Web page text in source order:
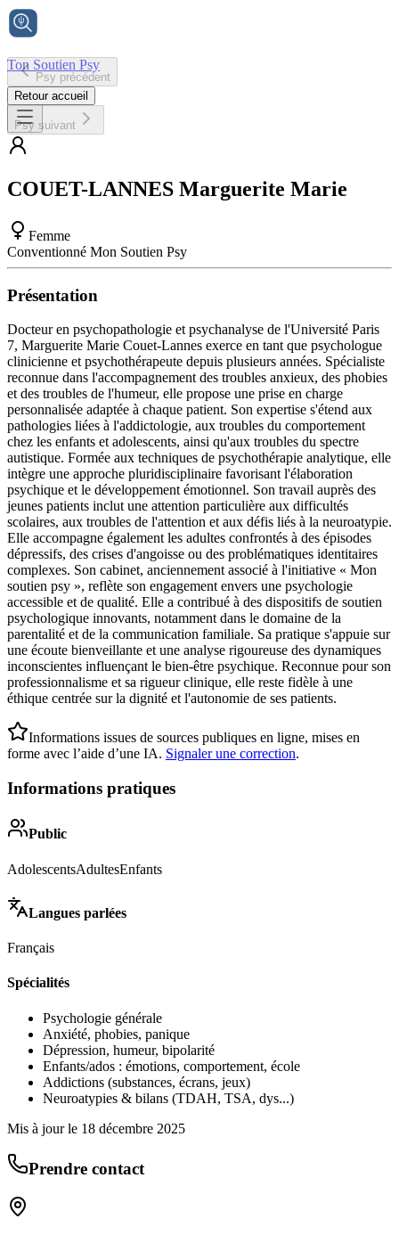
Ton Soutien Psy
Accueil
Psy précédent
Retour accueil
Psy suivant
COUET-LANNES Marguerite Marie
Femme
Conventionné Mon Soutien Psy
Présentation
Docteur en psychopathologie et psychanalyse de l'Université Paris
7, Marguerite Marie Couet-Lannes exerce en tant que psychologue
clinicienne et psychothérapeute depuis plusieurs années. Spécialiste
reconnue dans l'accompagnement des troubles anxieux, des phobies
et des troubles de l'humeur, elle propose une prise en charge
personnalisée adaptée à chaque patient. Son expertise s'étend aux
pathologies liées à l'addictologie, aux troubles du comportement
chez les enfants et adolescents, ainsi qu'aux troubles du spectre
autistique. Formée aux techniques de psychothérapie analytique, elle
intègre une approche pluridisciplinaire favorisant l'élaboration
psychique et le développement émotionnel. Son travail auprès des
jeunes patients inclut une attention particulière aux difficultés
scolaires, aux troubles de l'attention et aux défis liés à la neuroatypie.
Elle accompagne également les adultes confrontés à des épisodes
dépressifs, des crises d'angoisse ou des problématiques identitaires
complexes. Son cabinet, anciennement associé à l'initiative « Mon
soutien psy », reflète son engagement envers une psychologie
accessible et de qualité. Elle a contribué à des dispositifs de soutien
psychologique innovants, notamment dans le domaine de la
parentalité et de la communication familiale. Sa pratique s'appuie sur
une écoute bienveillante et une analyse rigoureuse des dynamiques
inconscientes influençant le bien-être psychique. Reconnue pour son
professionnalisme et sa rigueur clinique, elle reste fidèle à une
éthique centrée sur la dignité et l'autonomie de ses patients.
Informations issues de sources publiques en ligne, mises en
forme avec l’aide d’une IA. Signaler une correction.
Informations pratiques
Public
AdolescentsAdultesEnfants
Langues parlées
Français
Spécialités
Psychologie générale
Anxiété, phobies, panique
Dépression, humeur, bipolarité
Enfants/ados : émotions, comportement, école
Addictions (substances, écrans, jeux)
Neuroatypies & bilans (TDAH, TSA, dys...)
Mis à jour le 18 décembre 2025
Prendre contact